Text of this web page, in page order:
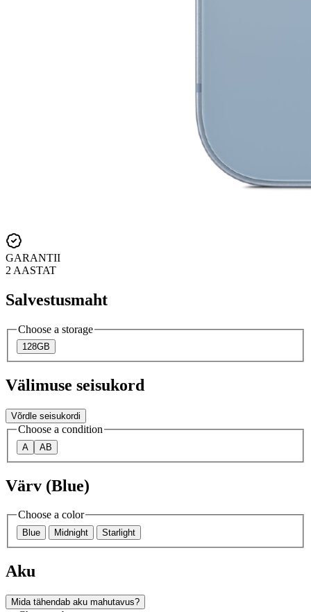
GARANTII
2 AASTAT
Salvestusmaht
Choose a storage
128GB
Välimuse seisukord
Võrdle seisukordi
Choose a condition
A AB
Värv (Blue)
Choose a color
Blue Midnight Starlight
Aku
Mida tähendab aku mahutavus?